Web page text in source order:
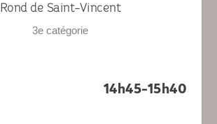
Rond de Saint-Vincent
3ecatégorie
14h45-15h40